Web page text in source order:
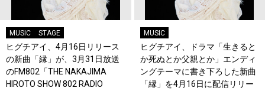
MUSIC STAGE
ヒグチアイ、4月16日リリース
の新曲「縁」が、3月31日放送
のFM802「THE NAKAJIMA
HIROTO SHOW 802 RADIO
MUSIC
ヒグチアイ、ドラマ「生きると
か死ぬとか父親とか」エンディ
ングテーマに書き下ろした新曲
「縁」を4月16日に配信リリー